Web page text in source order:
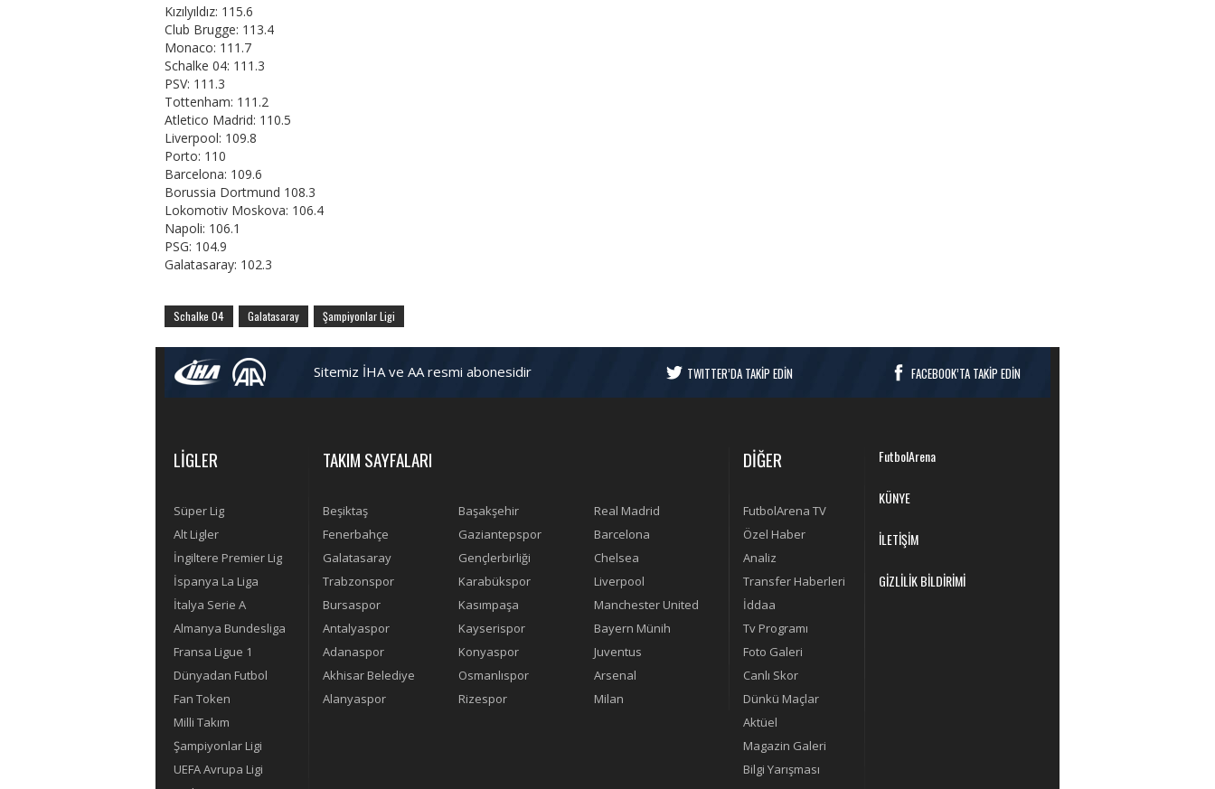
Kızılyıldız: 115.6
Club Brugge: 113.4
Monaco: 111.7
Schalke 04: 111.3
PSV: 111.3
Tottenham: 111.2
Atletico Madrid: 110.5
Liverpool: 109.8
Porto: 110
Barcelona: 109.6
Borussia Dortmund 108.3
Lokomotiv Moskova: 106.4
Napoli: 106.1
PSG: 104.9
Galatasaray: 102.3
Schalke 04 Galatasaray Şampiyonlar Ligi
Sitemiz İHA ve AA resmi abonesidir TWITTER’DA TAKİP EDİN FACEBOOK’TA TAKİP EDİN
LİGLER
Süper Lig
Alt Ligler
İngiltere Premier Lig
İspanya La Liga
İtalya Serie A
Almanya Bundesliga
Fransa Ligue 1
Dünyadan Futbol
Fan Token
Milli Takım
Şampiyonlar Ligi
UEFA Avrupa Ligi
TAKIM SAYFALARI
Beşiktaş Başakşehir
Real Madrid
Fenerbahçe
Gaziantepspor
Barcelona
Galatasaray
Gençlerbirliği
Chelsea
Trabzonspor
Karabükspor
Liverpool
Bursaspor
Kasımpaşa
Manchester United
Antalyaspor
Kayserispor
Bayern Münih
Adanaspor
Konyaspor
Juventus
Akhisar Belediye
Osmanlıspor
Arsenal
Alanyaspor
Rizespor Milan
DİĞER
FutbolArena TV
Özel Haber
Analiz
Transfer Haberleri
İddaa
Tv Programı
Foto Galeri
Canlı Skor
Dünkü Maçlar
Aktüel
Magazin Galeri
Bilgi Yarışması
FutbolArena
KÜNYE
İLETİŞİM
GİZLİLİK BİLDİRİMİ